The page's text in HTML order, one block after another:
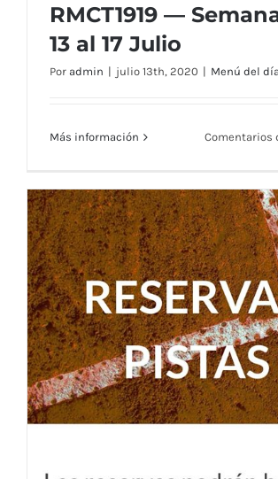
Menú Restaurante RMCT1919
del 13 al 17 Julio
RMCT1919 —
13 al 17 Julio
Por admin | julio 13th, 2020 | Menú del día
Más información Comentarios